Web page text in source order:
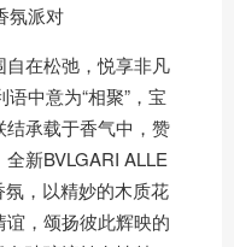
氛派对
在松弛，悦享非凡
中意为“相聚”，宝
承载于香气中，赞
新BVLGARI ALLE
，以精妙的木质花
，颂扬彼此辉映的